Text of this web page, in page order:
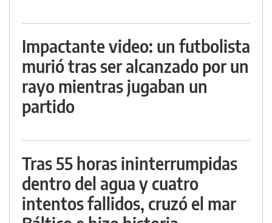
Impactante video: un futbolista
murió tras ser alcanzado por un
rayo mientras jugaban un
partido
Tras 55 horas ininterrumpidas
dentro del agua y cuatro
intentos fallidos, cruzó el mar